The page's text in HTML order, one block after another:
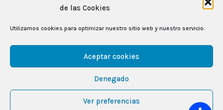
de las Cookies
Utilizamos cookies para optimizar nuestro sitio web y nuestro servicio.
Aceptar cookies
Denegado
Ver preferencias
Aviso Legal
Ver recetas →
Copyright © 2026 Mercamas Casal | Powered by
104